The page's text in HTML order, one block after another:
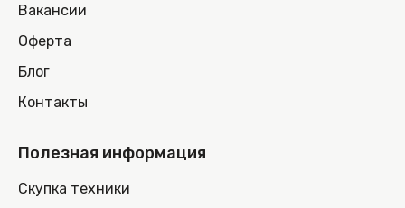
Вакансии
Оферта
Блог
Контакты
Полезная информация
Скупка техники